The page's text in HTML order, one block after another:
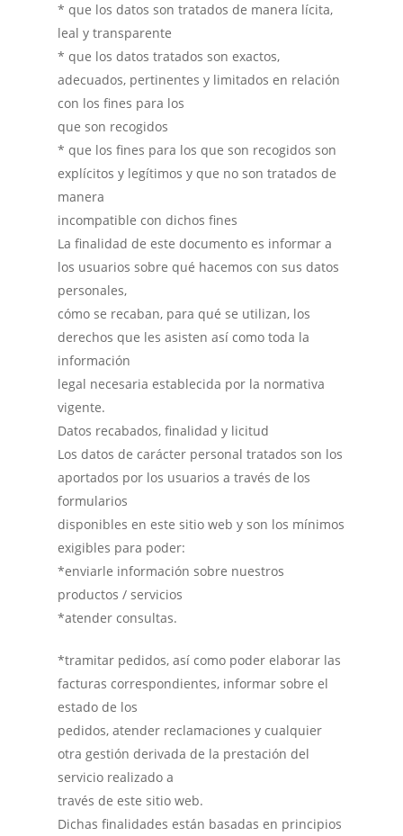
* que los datos son tratados de manera lícita,
leal y transparente
* que los datos tratados son exactos,
adecuados, pertinentes y limitados en relación
con los fines para los
que son recogidos
* que los fines para los que son recogidos son
explícitos y legítimos y que no son tratados de
manera
incompatible con dichos fines
La finalidad de este documento es informar a
los usuarios sobre qué hacemos con sus datos
personales,
cómo se recaban, para qué se utilizan, los
derechos que les asisten así como toda la
información
legal necesaria establecida por la normativa
vigente.
Datos recabados, finalidad y licitud
Los datos de carácter personal tratados son los
aportados por los usuarios a través de los
formularios
disponibles en este sitio web y son los mínimos
exigibles para poder:
*enviarle información sobre nuestros
productos / servicios
*atender consultas.
*tramitar pedidos, así como poder elaborar las
facturas correspondientes, informar sobre el
estado de los
pedidos, atender reclamaciones y cualquier
otra gestión derivada de la prestación del
servicio realizado a
través de este sitio web.
Dichas finalidades están basadas en principios